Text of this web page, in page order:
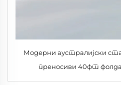
Модерни аустралијски
преносиви 40фт
контејнерски дом,